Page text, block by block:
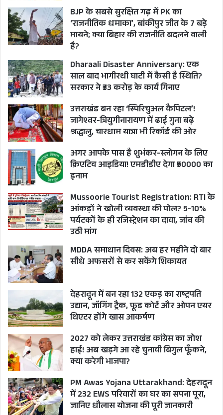
BJP के सबसे सुरक्षित गढ़ में PK का
‘राजनीतिक धमाका’, बांकीपुर जीत के 7 बड़े
मायने; क्या बिहार की राजनीति बदलने वाली
है?
Dharaali Disaster Anniversary: एक
साल बाद भागीरथी घाटी में कैसी है स्थिति?
सरकार ने ₹33 करोड़ के कार्य गिनाए
उत्तराखंड बन रहा ‘स्पिरिचुअल कैपिटल’!
जागेश्वर-त्रियुगीनारायण में ढाई गुना बढ़े
श्रद्धालु, चारधाम यात्रा भी रिकॉर्ड की ओर
अगर आपके पास है शुभंकर-स्लोगन के लिए
क्रिएटिव आइडिया! एमडीडीए देगा ₹50000 का
इनाम
Mussoorie Tourist Registration: RTI के
आंकड़ों ने खोली व्यवस्था की पोल? 5-10%
पर्यटकों के ही रजिस्ट्रेशन का दावा, जांच की
उठी मांग
MDDA समाधान दिवस: अब हर महीने दो बार
सीधे अफसरों से कर सकेंगे शिकायत
देहरादून में बन रहा 132 एकड़ का राष्ट्रपति
उद्यान, जॉगिंग ट्रैक, फूड कोर्ट और ओपन एयर
थिएटर होंगे खास आकर्षण
2027 को लेकर उत्तराखंड कांग्रेस का जोश
हाई! अब खड़गे आ रहे चुनावी बिगुल फूँकने,
क्या करेगी भाजपा?
PM Awas Yojana Uttarakhand: देहरादून
में 232 EWS परिवारों का घर का सपना पूरा,
जानिए धौलास योजना की पूरी जानकारी